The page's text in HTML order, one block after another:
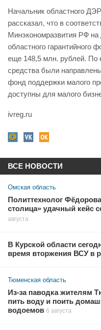
Начальник областного
рассказал, что в
Минэкономразвития РФ
областного гарантийного
еще 148,5 млн. рублей. По
средства были
фонд поддержки малого
доступны для малого
ivreg.ru
ВСЕ НОВОСТИ
Омская область
Политтехнолог
столица» удачный кейс
августа
В Курской области
время вторжения ВСУ в
Тюменская область
Из-за паводка жителям
пить воду и поить
водоемов 6 августа